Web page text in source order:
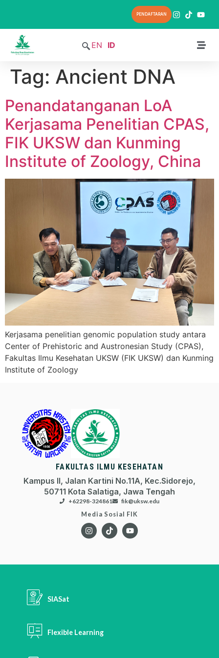
PENDAFTARAN
EN ID
Tag: Ancient DNA
Penandatanganan LoA
Kerjasama Penelitian CPAS,
FIK UKSW dan Kunming
Institute of Zoology, China
Kerjasama penelitian genomic population study antara
Center of Prehistoric and Austronesian Study (CPAS),
Fakultas Ilmu Kesehatan UKSW (FIK UKSW) dan Kunming
Institute of Zoology
FAKULTAS ILMU KESEHATAN
Kampus II, Jalan Kartini No.11A, Kec.Sidorejo,
50711 Kota Salatiga, Jawa Tengah
+62298-324861 fik@uksw.edu
Media Sosial FIK
SIASat
Flexible Learning